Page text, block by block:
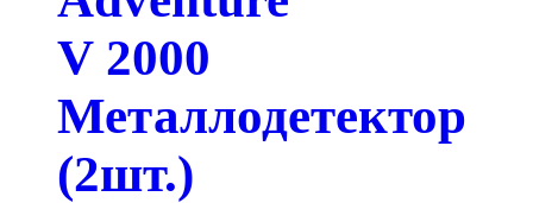
V 2000
Металлодетектор
(2шт.)